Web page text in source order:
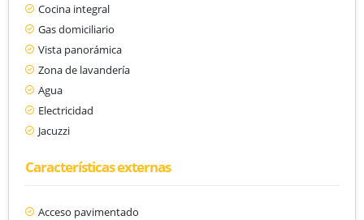
Cocina integral
Gas domiciliario
Vista panorámica
Zona de lavandería
Agua
Electricidad
Jacuzzi
Características externas
Acceso pavimentado